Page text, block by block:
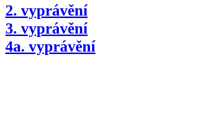
2. vyprávění
3. vyprávění
4a. vyprávění